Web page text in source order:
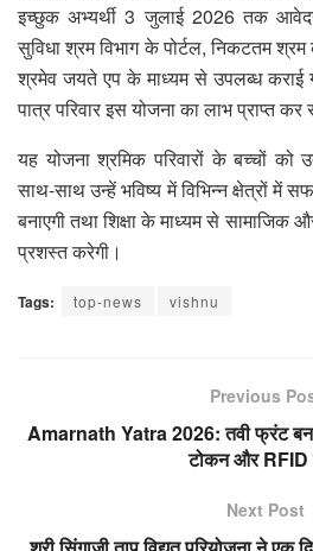
इच्छुक अभ्यर्थी 3 जुलाई 2026 तक
सुविधा श्रम विभाग के पोर्टल, निकटतम
श्रमेव जयते एप के माध्यम से उपलब्ध
पात्र परिवार इस योजना का लाभ प्राप्त
यह योजना श्रमिक परिवारों के बच्चों को
साथ-साथ उन्हें भविष्य में विभिन्न क्षेत्रों में
बनाएगी तथा शिक्षा के माध्यम से सामाजिक
प्रशस्त करेगी।
Tags: top-news vishnu
Previous
Amarnath Yatra 2026: तवी फ्रंट बना
टोकन और RFID
Next Post